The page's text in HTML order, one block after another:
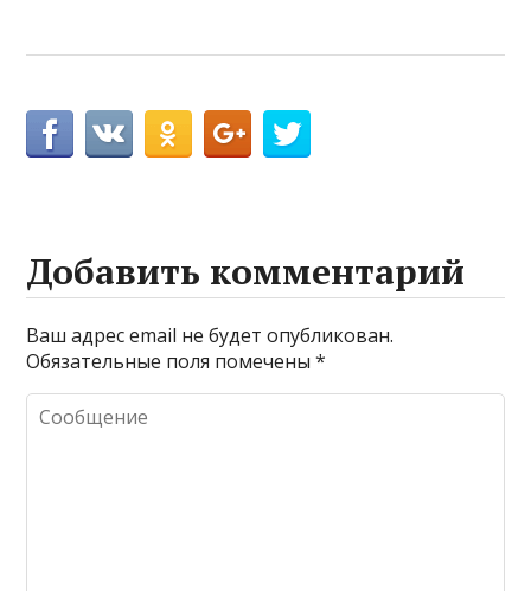
Добавить комментарий
Ваш адрес email не будет опубликован.
Обязательные поля помечены*